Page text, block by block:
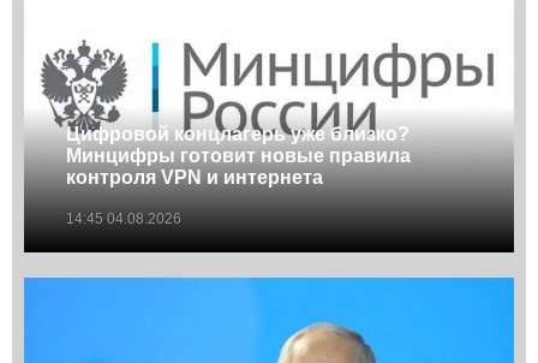
Цифровой концлагерь уже близко?
Минцифры готовит новые правила
контроля VPN и интернета
14:45 04.08.2026